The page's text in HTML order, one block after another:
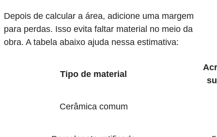
Depois de calcular a área, adicione uma margem
para perdas. Isso evita faltar material no meio da
obra. A tabela abaixo ajuda nessa estimativa:
Tipo de material
Cerâmica comum